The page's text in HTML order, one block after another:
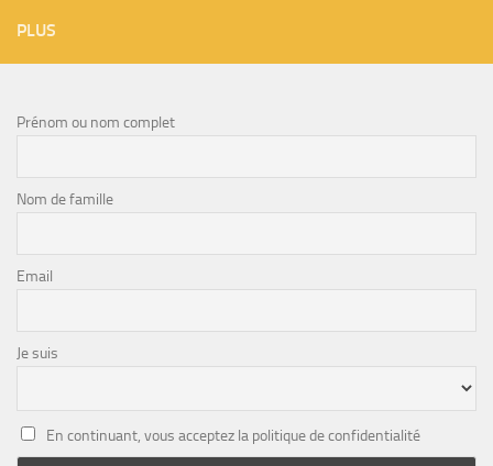
PLUS
Prénom ou nom complet
Nom de famille
Email
Je suis
En continuant, vous acceptez la politique de confidentialité